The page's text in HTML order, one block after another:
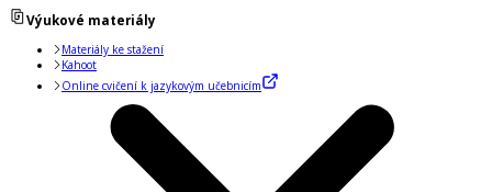
Výukové materiály
Materiály ke stažení
Kahoot
Online cvičení k jazykovým učebnicím